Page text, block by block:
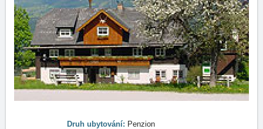
Druh ubytování: Penzion